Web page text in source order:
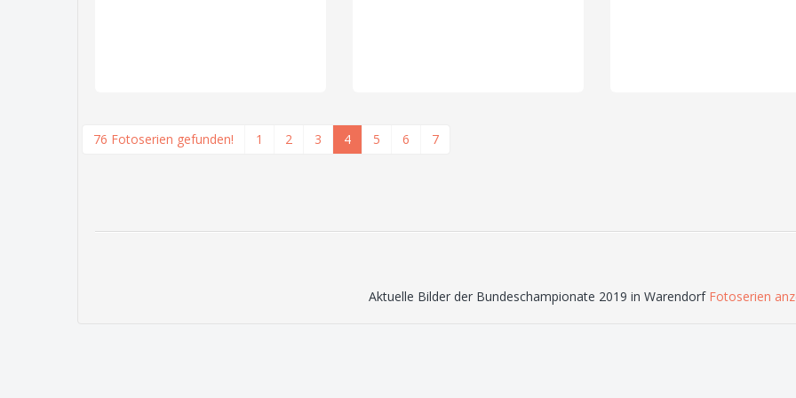
76 Fotoserien gefunden! 1 2 3 4 5 6 7
Aktuelle Bilder der Bundeschampionate 2019 in Warendorf Fotoserien